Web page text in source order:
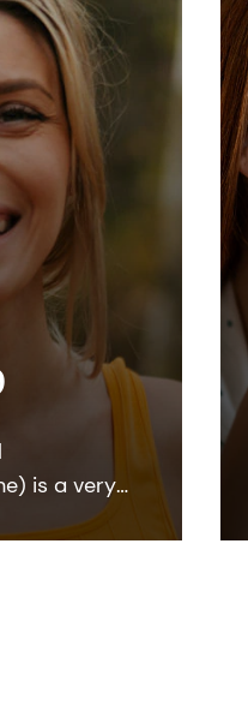
is a very
for